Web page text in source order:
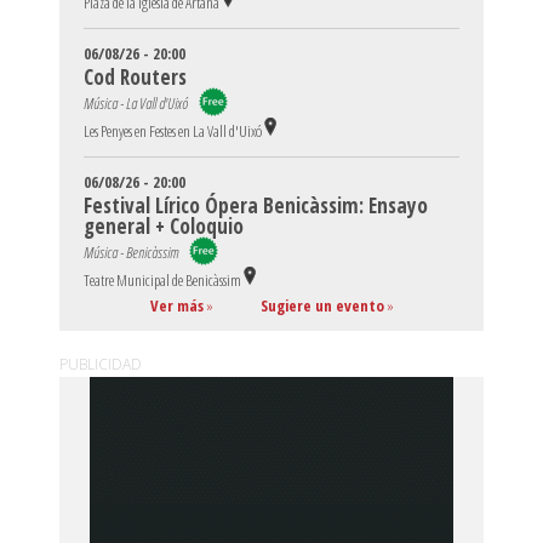
06/08/26 - 20:00
Cod Routers
Música - La Vall d'Uixó
Les Penyes en Festes en La Vall d'Uixó
06/08/26 - 20:00
Festival Lírico Ópera Benicàssim: Ensayo
general + Coloquio
Música - Benicàssim
Teatre Municipal de Benicàssim
Ver más» Sugiere un evento»
PUBLICIDAD